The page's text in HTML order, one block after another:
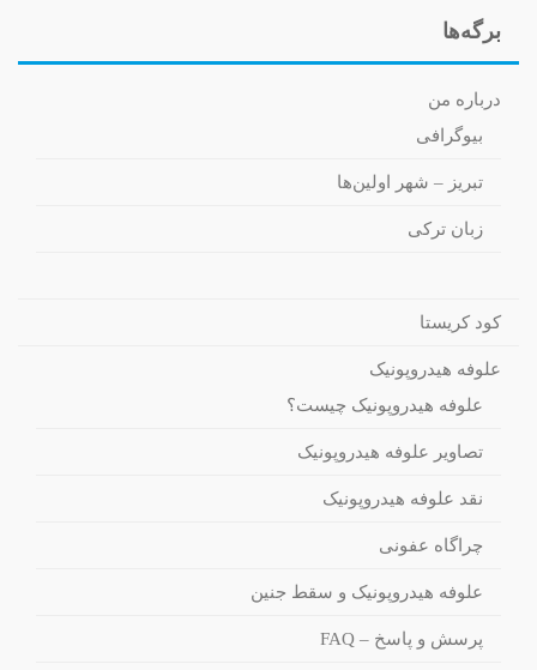
برگه‌ها
درباره من
بیوگرافی
تبریز – شهر اولین‌ها
زبان ترکی
کود کریستا
علوفه هیدروپونیک
علوفه هیدروپونیک چیست؟
تصاویر علوفه هیدروپونیک
نقد علوفه هیدروپونیک
چراگاه عفونی
علوفه هیدروپونیک و سقط جنین
پرسش و پاسخ – FAQ